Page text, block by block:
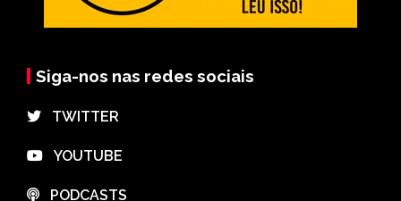
Siga-nos nas redes sociais
⠀TWITTER
⠀YOUTUBE
⠀PODCASTS